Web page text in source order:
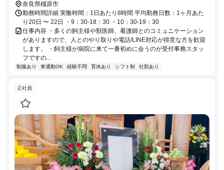
奈良県橿原市
勤務時間詳細 実働時間：1日あたり8時間 平均勤務日数：1ヶ月あた
り20日 〜 22日 ・9：30-18：30 ・10：30-19：30
仕事内容 ・多くの飼主様や獣医師、看護師とのコミュニケーション
がありますので、人とのやり取りや電話/LINE対応が得意な方を歓迎
します。 ・飼主様が病院に来て一番初めに会うのが受付事務スタッ
フですの...
制服あり 車通勤OK 経験不問 育休あり シフト制 社割あり
正社員